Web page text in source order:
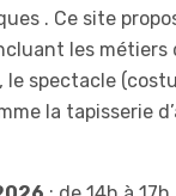
. Ce site
les métiers
spectacle
la tapisserie